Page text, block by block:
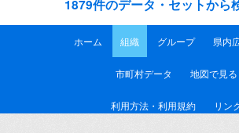
1879件のデータ・セットから
ホーム 組織 グループ 県内
市町村データ 地図で見る
利用方法・利用規約 リン